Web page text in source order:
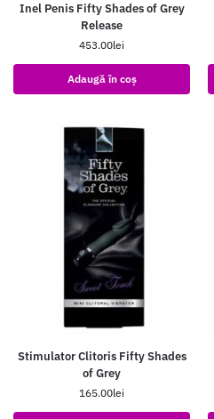
Inel Penis Fifty Shades of Grey
Release
453.00lei
Adaugă în coș
Stimulator Clitoris Fifty Shades
of Grey
165.00lei